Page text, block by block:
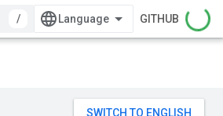
/ GITHUB